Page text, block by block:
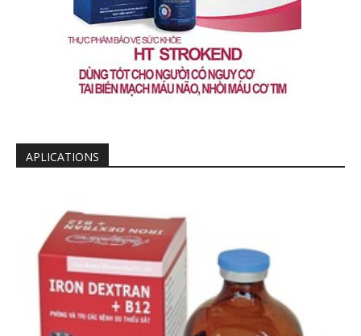
APLICATIONS